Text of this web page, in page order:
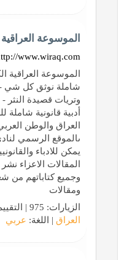
الموسوعة
www.wiraq.com
الموسوعة العراقية
شاملة نوثق كل شي -
وتريات قصيدة
أدبية قانونية
العراق والوطن
ىالموقع الرسمي
يمكن للادباء
المقالات الاعزاء
وجميع كتاباتهم من
ومقالات
الزيارات: 975 | التقييم: 0 | المقيّمين: 0 | الدولة:
العراق | اللغة: عربي